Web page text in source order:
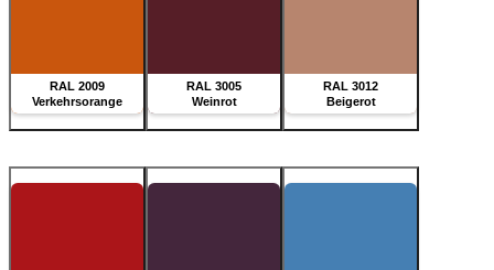
RAL 2009
Verkehrsorange
RAL 3005
Weinrot
RAL 3012
Beigerot